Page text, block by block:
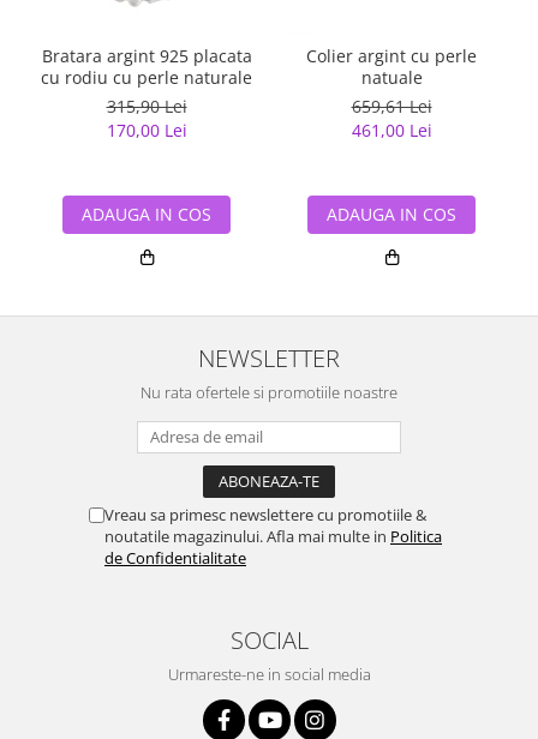
Bratara argint 925 placata
cu rodiu cu perle naturale
315,90 Lei
170,00 Lei
ADAUGA IN COS
Colier argint cu perle
natuale
659,61 Lei
461,00 Lei
ADAUGA IN COS
NEWSLETTER
Nu rata ofertele si promotiile noastre
Vreau sa primesc newslettere cu promotiile &
noutatile magazinului. Afla mai multe in Politica
de Confidentialitate
SOCIAL
Urmareste-ne in social media